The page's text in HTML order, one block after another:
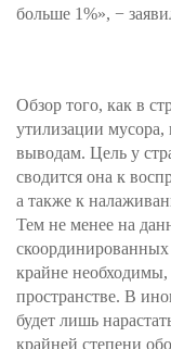
больше 1%», −
Обзор того, как в
утилизации
выводам. Цель у
сводится она к
а также к
Тем не менее на
крайне необходимы,
пространстве. В
будет лишь
крайней степени